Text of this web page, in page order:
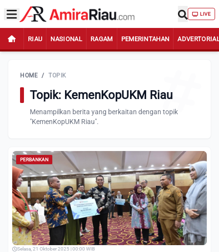
LIVE
RIAU NASIONAL RAGAM PEMERINTAHAN
HOME / TOPIK
Topik: KemenKopUKM Riau
Menampilkan berita yang berkaitan dengan topik
"KemenKopUKM Riau".
PERBANKAN
Selasa, 21 Oktober 2025 | 00:00 WIB